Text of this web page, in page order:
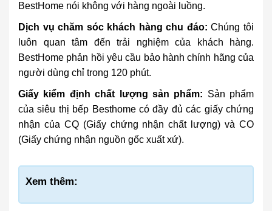
BestHome nói không với hàng ngoài luồng.
Dịch vụ chăm sóc khách hàng chu đáo:Chúng tôi
luôn quan tâm đến trải nghiệm của khách hàng.
BestHome phản hồi yêu cầu bảo hành chính hãng của
người dùng chỉ trong 120 phút.
Giấy kiểm định chất lượng sản phẩm: Sản phẩm
của siêu thị bếp Besthome có đầy đủ các giấy chứng
nhận của CQ (Giấy chứng nhận chất lượng) và CO
(Giấy chứng nhận nguồn gốc xuất xứ).
Xem thêm: